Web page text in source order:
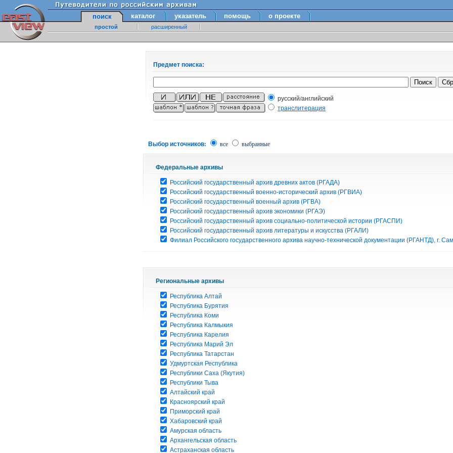
поиск каталог указатель помощь о проекте
простой расширенный
Предмет поиска:
русский/английский
транслитерация
Выбор источников: все выбранные
Федеральные архивы
Российский государственный архив древних актов (РГАДА)
Российский государственный военно-исторический архив (РГВИА)
Российский государственный военный архив (РГВА)
Российский государственный архив экономики (РГАЭ)
Российский государственный архив социально-политической истории (РГАСПИ)
Российский государственный архив литературы и искусства (РГАЛИ)
Филиал Российского государственного архива научно-технической документации (РГАНТД), г.
Региональные архивы
Республика Алтай
Республика Бурятия
Республика Коми
Республика Калмыкия
Республика Карелия
Республика Марий Эл
Республика Татарстан
Удмуртская Республика
Республики Саха (Якутия)
Республики Тыва
Алтайский край
Красноярский край
Приморский край
Хабаровский край
Амурская область
Архангельская область
Астраханская область